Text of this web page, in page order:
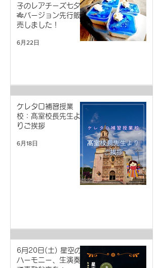
子のレアチーズ七夕
🎋バージョン先行販
売しました！
6月22日
ケレタロ補習授業
校：髙室校長先生よ
りご挨拶
6月18日
6月20日(土) 星空の
ハーモニー、生演奏